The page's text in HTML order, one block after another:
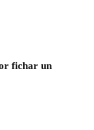
fichar un